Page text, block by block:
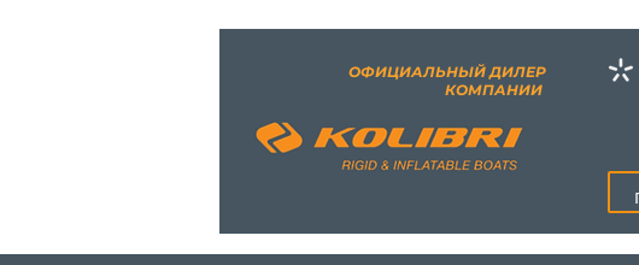
ОФИЦИАЛЬНЫЙ ДИЛЕР
КОМПАНИИ